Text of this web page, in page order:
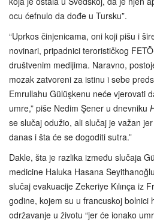
ocu ćefnulo da dođe u Tursku”.
“Uprkos činjenicama, oni koji pišu i
novinari, pripadnici terorističkog
društvenim medijima. Naravno,
mozak zatvoreni za istinu i sebe
Emrullahu Gülüşkenu neće vjerovati
umre,” piše Nedim Şener u dnevniku
se slučaj odužio, ali slučaj je važan
danas i šta će se dogoditi sutra.”
Dakle, šta je razlika između slučaja
medicine Haluka Hasana
slučaj evakuacije Zekeriye Kılınça iz
godine, kojem su u francuskoj bolnici
održavanje u životu “jer će ionako